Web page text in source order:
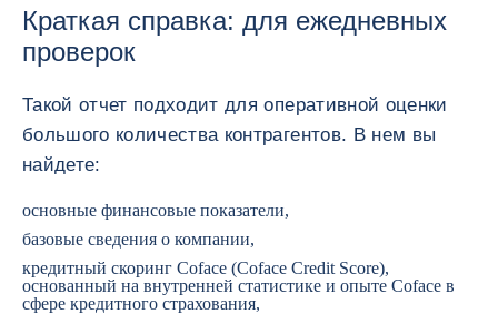
Краткая справка: для ежедневных
проверок
Такой отчет подходит для оперативной оценки
большого количества контрагентов. В нем вы
найдете:
основные финансовые показатели,
базовые сведения о компании,
кредитный скоринг Coface (Coface Credit Score),
основанный на внутренней статистике и опыте Coface в
сфере кредитного страхования,